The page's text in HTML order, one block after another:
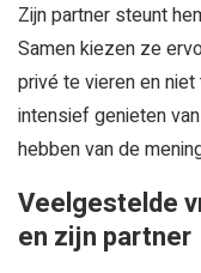
Zijn partner steunt
Samen kiezen ze
privé te vieren en
intensief genieten
hebben van de
Veelgestelde
en zijn partner